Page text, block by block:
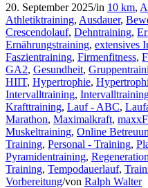
20. September 2025/in 10 km,
Athletiktraining, Ausdauer,
Crescendolauf, Dehntraining,
Ernährungstraining, extensives
Faszientraining, Firmenfitness,
GA2, Gesundheit,
HIIT, Hypertrophie,
Intervalltraining,
Krafttraining, Lauf - ABC,
Marathon, Maximalkraft,
Muskeltraining, Online
Training, Personal - Training,
Pyramidentraining, Regeneration
Training, Tempodauerlauf,
Vorbereitung/von Ralph Walter